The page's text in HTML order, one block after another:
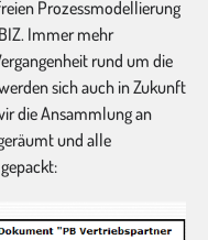
Prozessmodellierung
Immer mehr
rund um die
sich auch in Zukunft
die Ansammlung an
und alle